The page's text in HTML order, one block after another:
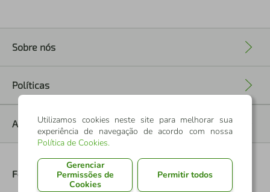
Sobre nós
Políticas
Ajuda
Formas de Pagamento
Utilizamos cookies neste site para melhorar sua
experiência de navegação de acordo com nossa
Política de Cookies.
Gerenciar
Permissões de
Cookies
Permitir todos